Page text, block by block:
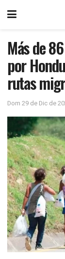
Más de
por
rutas
Dom 29 de Dic de